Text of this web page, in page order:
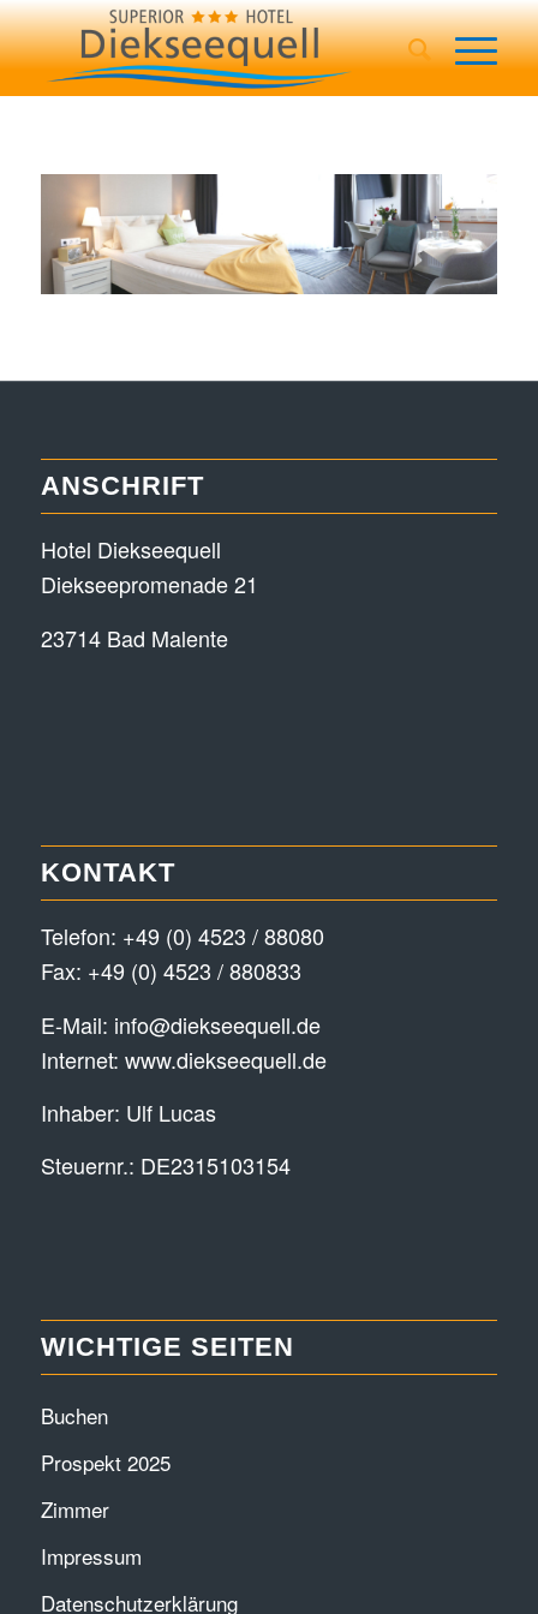
ANSCHRIFT
Hotel Diekseequell
Diekseepromenade 21
23714 Bad Malente
KONTAKT
Telefon: +49 (0) 4523 / 88080
Fax: +49 (0) 4523 / 880833
E-Mail: info@diekseequell.de
Internet: www.diekseequell.de
Inhaber: Ulf Lucas
Steuernr.: DE2315103154
WICHTIGE SEITEN
Buchen
Prospekt 2025
Zimmer
Impressum
Datenschutzerklärung